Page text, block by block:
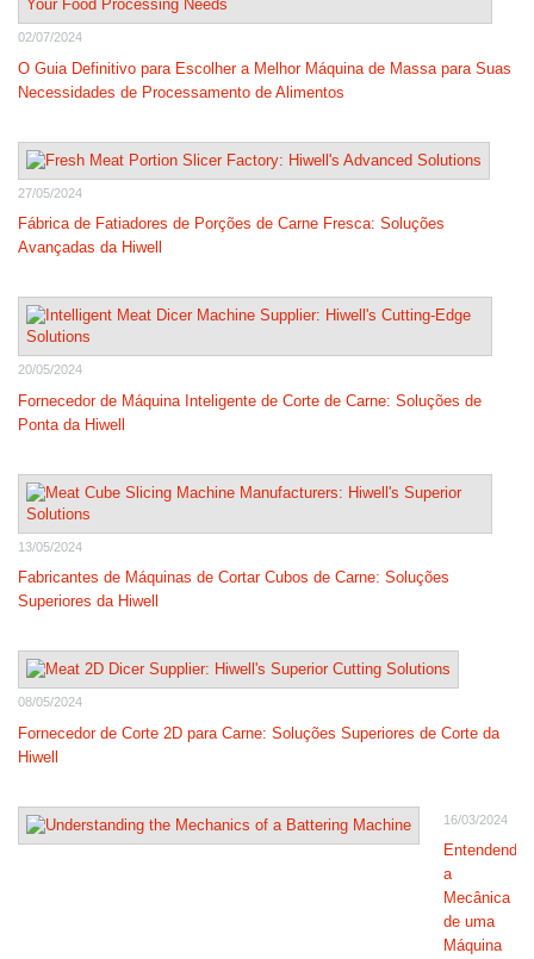
02/07/2024
O Guia Definitivo para Escolher a Melhor Máquina de Massa para Suas
Necessidades de Processamento de Alimentos
27/05/2024
Fábrica de Fatiadores de Porções de Carne Fresca: Soluções
Avançadas da Hiwell
20/05/2024
Fornecedor de Máquina Inteligente de Corte de Carne: Soluções de
Ponta da Hiwell
13/05/2024
Fabricantes de Máquinas de Cortar Cubos de Carne: Soluções
Superiores da Hiwell
08/05/2024
Fornecedor de Corte 2D para Carne: Soluções Superiores de Corte da
Hiwell
16/03/2024
Entendendo
a
Mecânica
de uma
Máquina